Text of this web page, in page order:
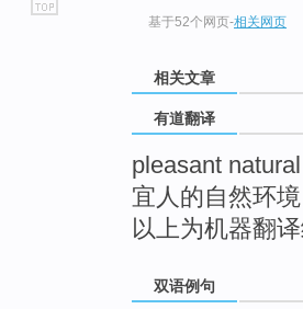
基于52个网页-相关网页
相关文章
有道翻译
pleasant
宜人的自然环境
以上为机器翻
双语例句